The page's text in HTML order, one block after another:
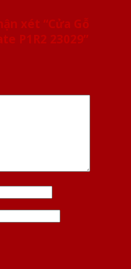
xét “Cửa Gỗ
P1R2 23029”